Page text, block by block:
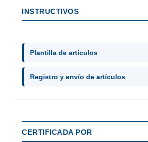
INSTRUCTIVOS
Plantilla de artículos
Registro y envío de artículos
CERTIFICADA POR